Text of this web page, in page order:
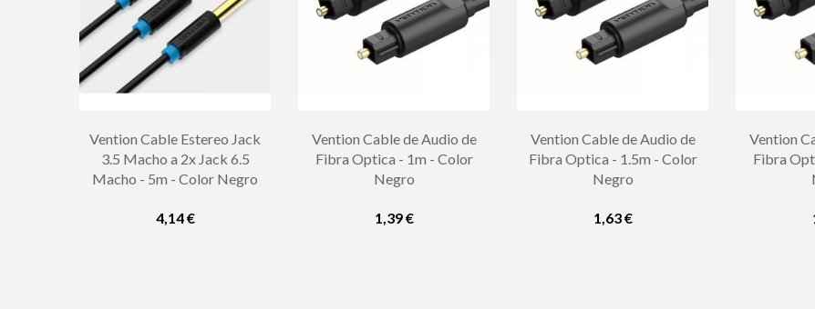
Vention Cable Estereo Jack
3.5 Macho a 2x Jack 6.5
Macho - 5m - Color Negro
4,14 €
Vention Cable de Audio de
Fibra Optica - 1m - Color
Negro
1,39 €
Vention Cable de Audio de
Fibra Optica - 1.5m - Color
Negro
1,63 €
Vention
Fibra